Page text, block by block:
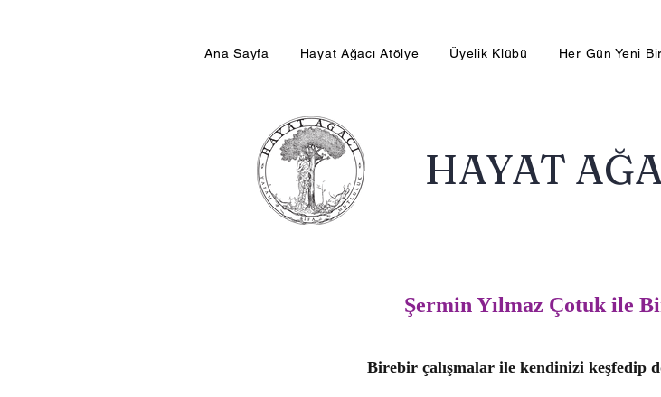
Ana Sayfa Hayat Ağacı Atölye Üyelik Klübü Her Gün Yeni
HAYAT
Şermin Yılmaz Çotuk ile
Birebir çalışmalar ile kendinizi keşfedip